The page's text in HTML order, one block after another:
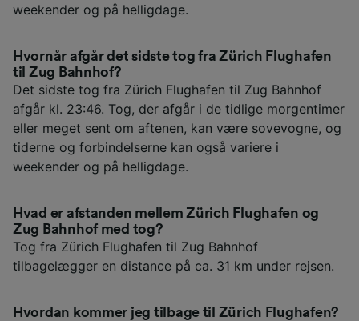
weekender og på helligdage.
Hvornår afgår det sidste tog fra Zürich Flughafen
til Zug Bahnhof?
Det sidste tog fra Zürich Flughafen til Zug Bahnhof
afgår kl. 23:46. Tog, der afgår i de tidlige morgentimer
eller meget sent om aftenen, kan være sovevogne, og
tiderne og forbindelserne kan også variere i
weekender og på helligdage.
Hvad er afstanden mellem Zürich Flughafen og
Zug Bahnhof med tog?
Tog fra Zürich Flughafen til Zug Bahnhof
tilbagelægger en distance på ca. 31 km under rejsen.
Hvordan kommer jeg tilbage til Zürich Flughafen?